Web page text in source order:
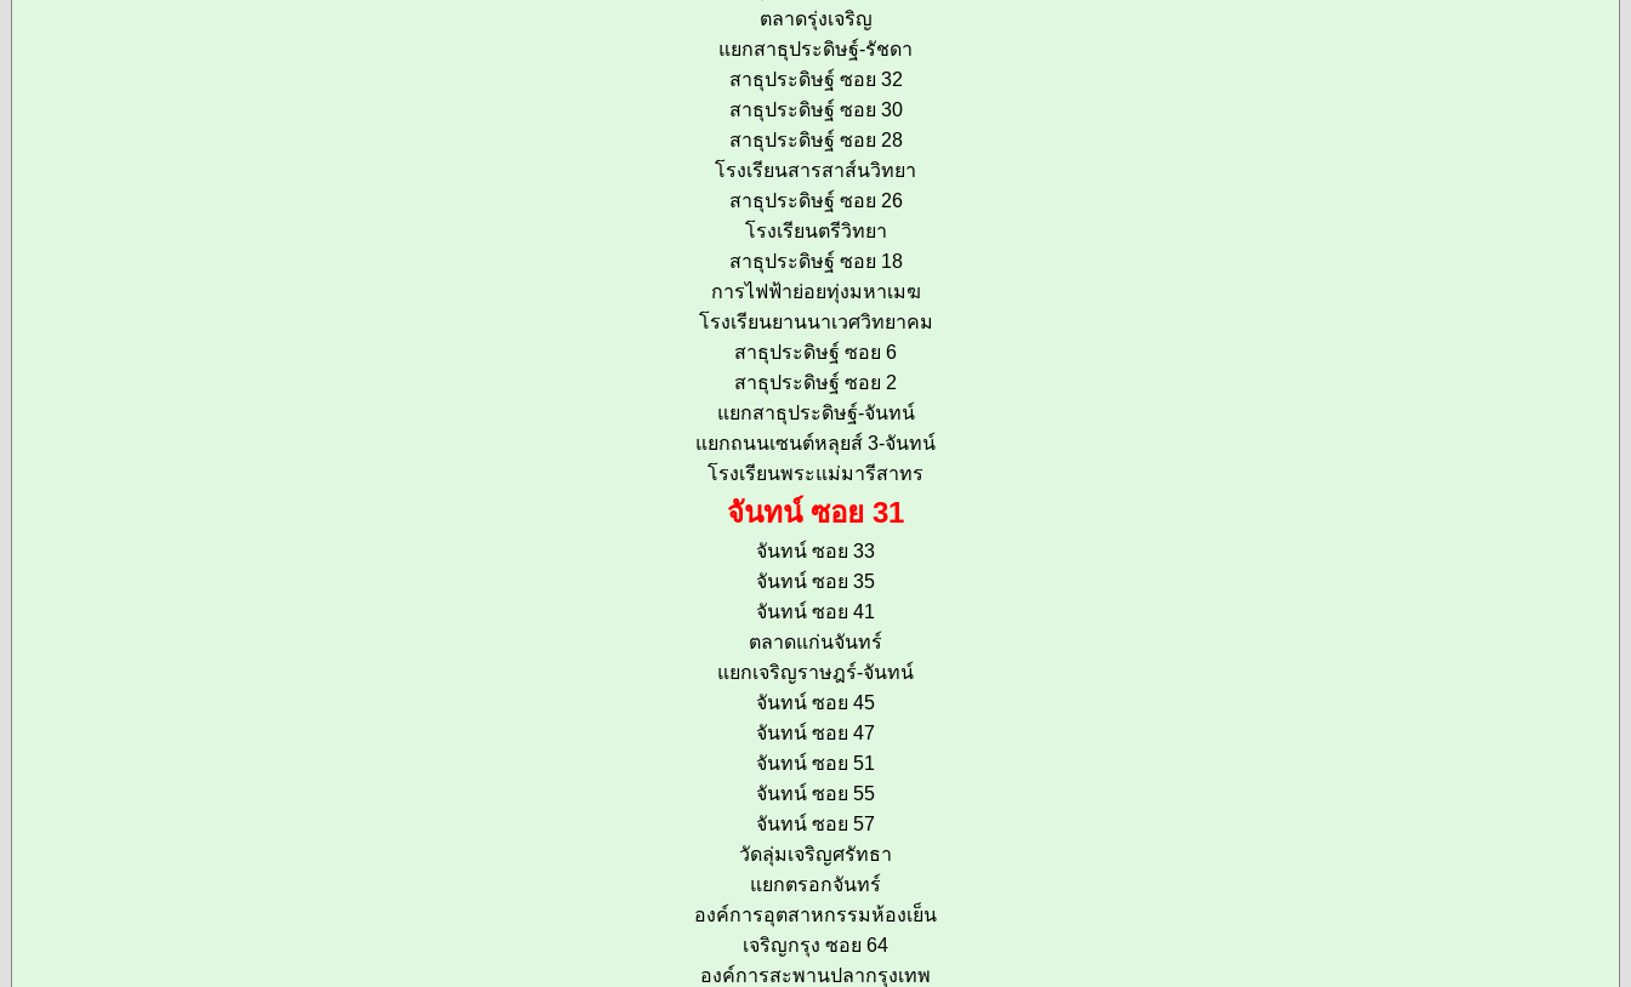
ตลาดรุ่งเจริญ
แยกสาธุประดิษฐ์-รัชดา
สาธุประดิษฐ์ ซอย 32
สาธุประดิษฐ์ ซอย 30
สาธุประดิษฐ์ ซอย 28
โรงเรียนสารสาส์นวิทยา
สาธุประดิษฐ์ ซอย 26
โรงเรียนตรีวิทยา
สาธุประดิษฐ์ ซอย 18
การไฟฟ้าย่อยทุ่งมหาเมฆ
โรงเรียนยานนาเวศวิทยาคม
สาธุประดิษฐ์ ซอย 6
สาธุประดิษฐ์ ซอย 2
แยกสาธุประดิษฐ์-จันทน์
แยกถนนเซนต์หลุยส์ 3-จันทน์
โรงเรียนพระแม่มารีสาทร
จันทน์ ซอย 31
จันทน์ ซอย 33
จันทน์ ซอย 35
จันทน์ ซอย 41
ตลาดแก่นจันทร์
แยกเจริญราษฎร์-จันทน์
จันทน์ ซอย 45
จันทน์ ซอย 47
จันทน์ ซอย 51
จันทน์ ซอย 55
จันทน์ ซอย 57
วัดลุ่มเจริญศรัทธา
แยกตรอกจันทร์
องค์การอุตสาหกรรมห้องเย็น
เจริญกรุง ซอย 64
องค์การสะพานปลากรุงเทพ